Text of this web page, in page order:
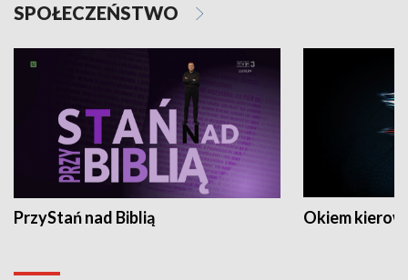
SPOŁECZEŃSTWO
PrzyStań nad Biblią Okiem